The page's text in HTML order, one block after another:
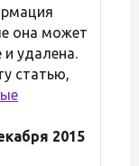
она может
удалена.
статью,
2015